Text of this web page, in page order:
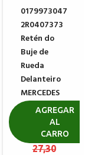
0179973047
2R0407373
Retén do
Buje de
Rueda
Delanteiro
MERCEDES
BENZ
VOLKSWAGEN
R$ 9,09 R$
27,30
AGREGAR
AL
CARRO